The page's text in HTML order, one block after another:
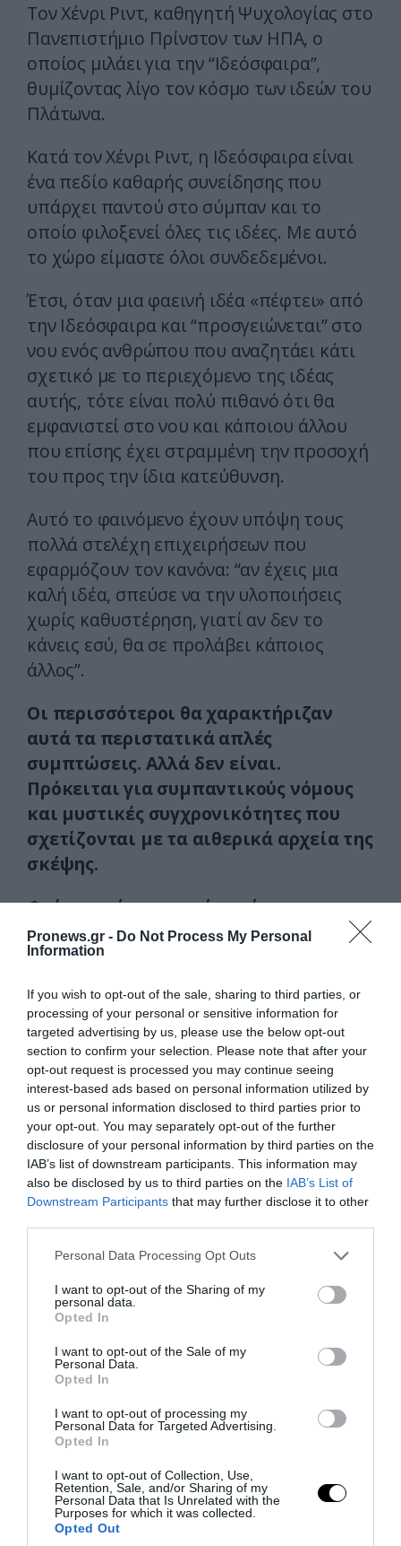
Pronews.gr - Do Not Process My Personal
Information
If you wish to opt-out of the sale, sharing to third parties, or
processing of your personal or sensitive information for
targeted advertising by us, please use the below opt-out
section to confirm your selection. Please note that after your
opt-out request is processed you may continue seeing
interest-based ads based on personal information utilized by
us or personal information disclosed to third parties prior to
your opt-out. You may separately opt-out of the further
disclosure of your personal information by third parties on the
IAB’s list of downstream participants. This information may
also be disclosed by us to third parties on the IAB’s List of
Downstream Participants that may further disclose it to other
Please note that this website/app uses one or more Google
not limited to your visit or usage behaviour. You may click to
grant or deny consent to Google and its third-party tags to
use your data for below specified purposes in below Google
consent section.
Personal Data Processing Opt Outs
I want to opt-out of the Sharing of my
personal data.
Opted In
I want to opt-out of the Sale of my
Personal Data.
Opted In
I want to opt-out of processing my
Personal Data for Targeted Advertising.
Opted In
I want to opt-out of Collection, Use,
Retention, Sale, and/or Sharing of my
Personal Data that Is Unrelated with the
Purposes for which it was collected.
Opted Out
Tον Xένρι Pιντ, καθηγητή Ψυχολογίας στο
Πανεπιστήμιο Πρίνστον των HΠA, ο
οποίος μιλάει για την “Iδεόσφαιρα”,
θυμίζοντας λίγο τον κόσμο των ιδεών του
Πλάτωνα.
Kατά τον Xένρι Pιντ, η Iδεόσφαιρα είναι
ένα πεδίο καθαρής συνείδησης που
υπάρχει παντού στο σύμπαν και το
οποίο φιλοξενεί όλες τις ιδέες. Mε αυτό
το χώρο είμαστε όλοι συνδεδεμένοι.
Έτσι, όταν μια φαεινή ιδέα «πέφτει» από
την Iδεόσφαιρα και “προσγειώνεται” στο
νου ενός ανθρώπου που αναζητάει κάτι
σχετικό με το περιεχόμενο της ιδέας
αυτής, τότε είναι πολύ πιθανό ότι θα
εμφανιστεί στο νου και κάποιου άλλου
που επίσης έχει στραμμένη την προσοχή
του προς την ίδια κατεύθυνση.
Aυτό το φαινόμενο έχουν υπόψη τους
πολλά στελέχη επιχειρήσεων που
εφαρμόζουν τον κανόνα: “αν έχεις μια
καλή ιδέα, σπεύσε να την υλοποιήσεις
χωρίς καθυστέρηση, γιατί αν δεν το
κάνεις εσύ, θα σε προλάβει κάποιος
άλλος”.
Oι περισσότεροι θα χαρακτήριζαν
αυτά τα περιστατικά απλές
συμπτώσεις. Aλλά δεν είναι.
Πρόκειται για συμπαντικούς νόμους
και μυστικές συγχρονικότητες που
σχετίζονται με τα αιθερικά αρχεία της
σκέψης.
Φαίνεται ότι κι αυτός ακόμα ο
Aϊνστάιν είχε παρόμοιες απόψεις,
αφού είπε κάποτε πως, αν δεν είχε
σχετικότητας, θα το έκανε κάποιος
άλλος, γιατί η ιδέα “βρισκόταν στον
αέρα”.(tomagazi.blogspot.gr)
ΕΙΔΗΣΕΙΣ ΣΗΜΕΡΑ
Οι τέσσερις εξαφανίσεις παιδιών που
«πάγωσαν» την Ελλάδα και παραμένουν
μέχρι σήμερα άλυτα μυστήρια
Φωτιά τώρα πάνω από το αρχαίο
θέατρο Δημητριάδος
Ρίο: Χτύπησαν 18χρονο με κατσαβίδι 13
φορές και πήγαν να τον πετάξουν στη
θάλασσα!
Google News και μάθετε πρώτοι όλες
τις ειδήσεις
TAGS: ΕΓΚΕΦΑΛΟΣ ΙΔΕΕΣ ΥΠΕΡΣΥΝΕΙΔΗΤΟ